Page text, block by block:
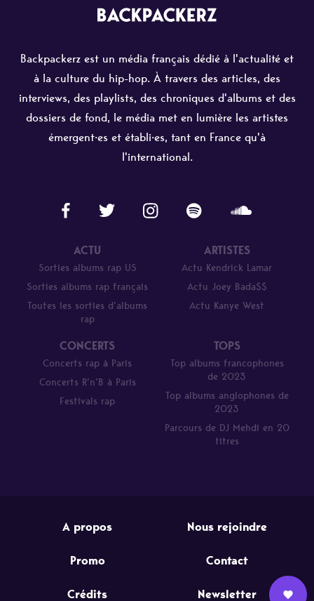
Backpackerz est un média français dédié à l'actualité et
à la culture du hip-hop. À travers des articles, des
interviews, des playlists, des chroniques d'albums et des
dossiers de fond, le média met en lumière les artistes
émergent·es et établi·es, tant en France qu'à
l'international.
ACTU
Sorties albums rap US
Sorties albums rap français
Toutes les sorties d’albums
rap
ARTISTES
Actu Kendrick Lamar
Actu Joey Bada$$
Actu Kanye West
CONCERTS
Concerts rap à Paris
Concerts R’n’B à Paris
Festivals rap
TOPS
Top albums francophones
de 2023
Top albums anglophones de
2023
Parcours de DJ Mehdi en 20
titres
A propos Nous rejoindre
Promo Contact
Crédits Newsletter